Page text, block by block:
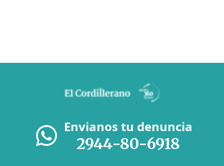
Envianos tu denuncia
2944-80-6918